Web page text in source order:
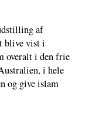
af
blive vist i
overalt i den frie
i hele
og give islam